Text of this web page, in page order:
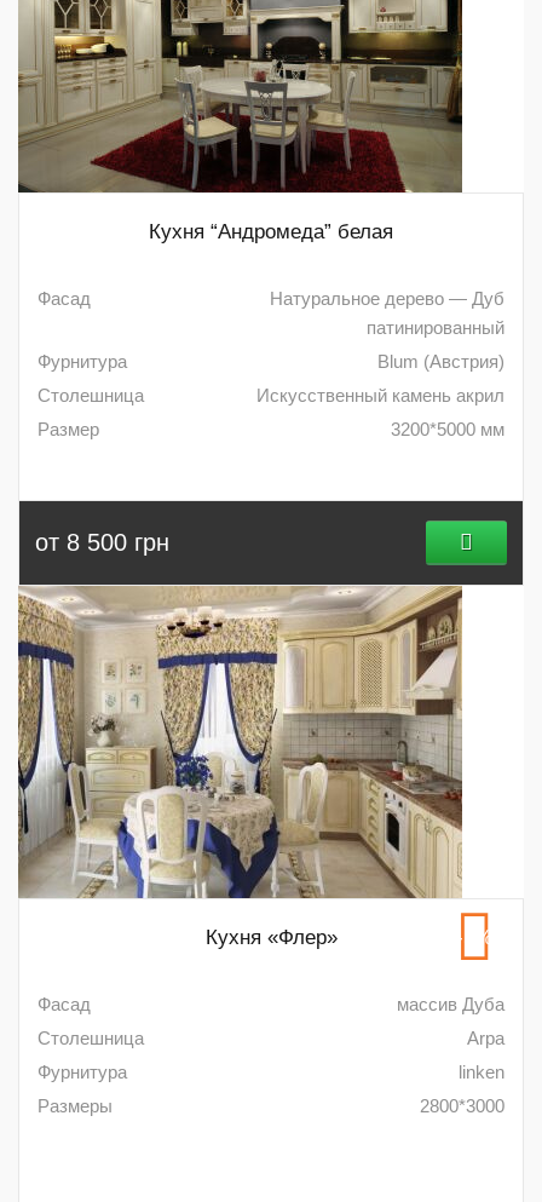
Кухня “Андромеда” белая
от 8 500 грн
Фасад
Натуральное дерево — Дуб
патинированный
Фурнитура
Blum (Австрия)
Столешница
Искусственный камень акрил
Размер
3200*5000 мм
Кухня «Флер» -5%
Фасад
массив Дуба
Столешница
Arpa
Фурнитура
linken
Размеры
2800*3000